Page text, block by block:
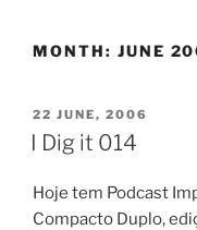
MONTH: JUNE
POSTED
ON
22 JUNE, 2006
I Dig it 014
Hoje tem Podcast
Compacto Duplo,